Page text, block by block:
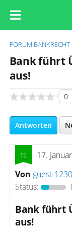
FORUM BANKRECHT
Bank führt
aus!
0
Antworten
17.
Von guest-
Status:
Bank führt
aus!